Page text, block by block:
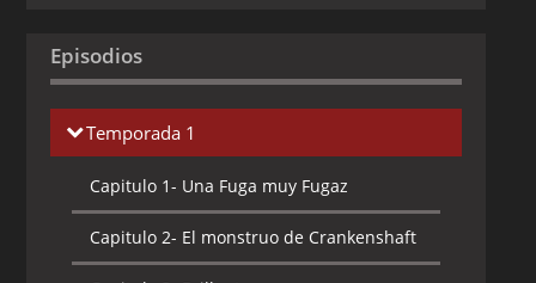
Episodios
Temporada 1
Capitulo 1- Una Fuga muy Fugaz
Capitulo 2- El monstruo de Crankenshaft